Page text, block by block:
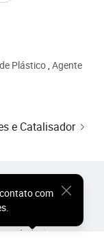
Plástico,Agente
e Catalisador
com
de Estrela
Contato